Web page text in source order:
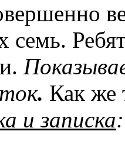
семь.
. Как же
и записка